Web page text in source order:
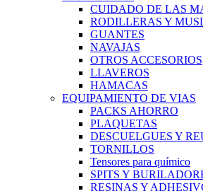
CUIDADO DE LAS
RODILLERAS Y
GUANTES
NAVAJAS
OTROS ACCESORIOS
LLAVEROS
HAMACAS
EQUIPAMIENTO DE VIAS
PACKS AHORRO
PLAQUETAS
DESCUELGUES Y
TORNILLOS
Tensores para químico
SPITS Y
RESINAS Y